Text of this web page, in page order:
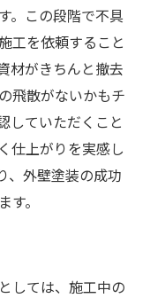
。この段階で不具
工を依頼すること
材がきちんと撤去
飛散がないかもチ
していただくこと
仕上がりを実感し
、外壁塗装の成功
。
しては、施工中の